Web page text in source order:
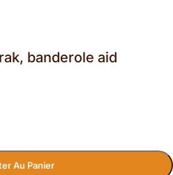
banderole aid
Au Panier